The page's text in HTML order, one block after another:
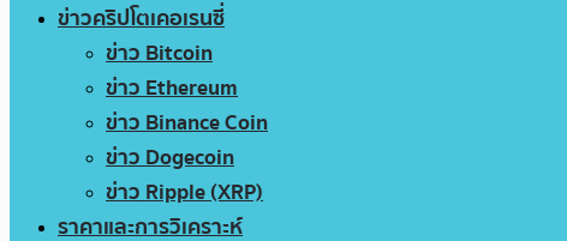
ข่าวคริปโตเคอเรนซี่
ข่าว Bitcoin
ข่าว Ethereum
ข่าว Binance Coin
ข่าว Dogecoin
ข่าว Ripple (XRP)
ราคาและการวิเคราะห์